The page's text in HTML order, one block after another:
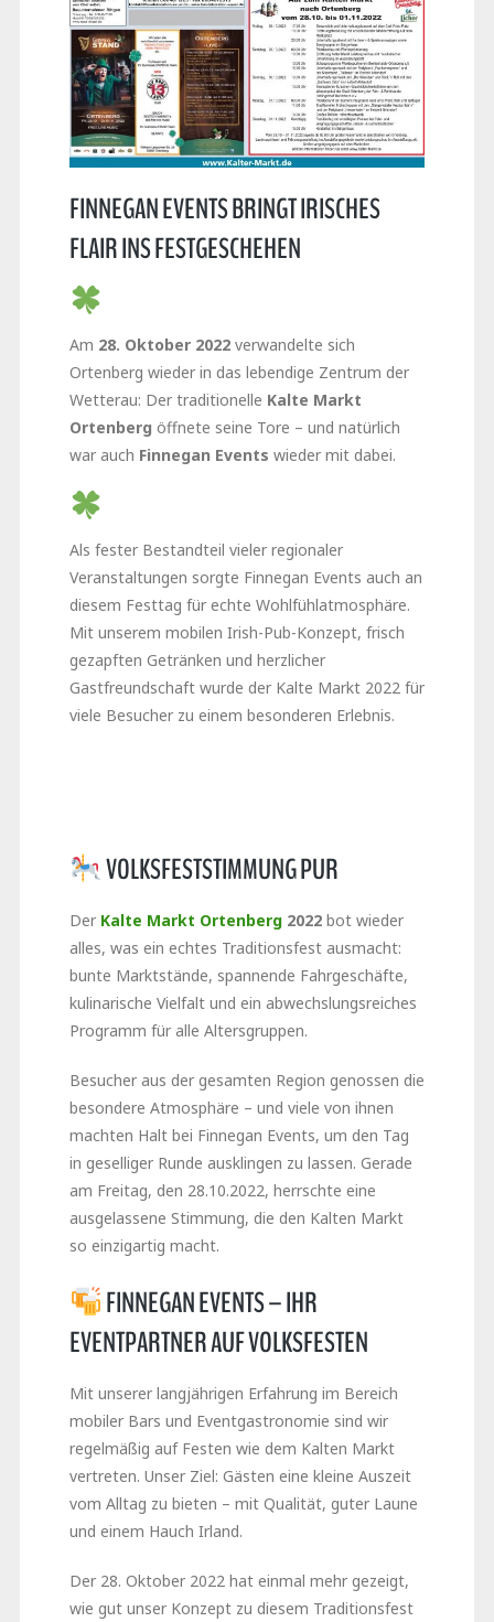
FINNEGAN EVENTS BRINGT IRISCHES
FLAIR INS FESTGESCHEHEN
Am 28. Oktober 2022verwandelte sich
Ortenberg wieder in das lebendige Zentrum der
Wetterau: Der traditionelle Kalte Markt
Ortenberg öffnete seine Tore – und natürlich
war auch Finnegan Events wieder mit dabei.
Als fester Bestandteil vieler regionaler
Veranstaltungen sorgte Finnegan Events auch an
diesem Festtag für echte Wohlfühlatmosphäre.
Mit unserem mobilen Irish-Pub-Konzept, frisch
gezapften Getränken und herzlicher
Gastfreundschaft wurde der Kalte Markt 2022 für
viele Besucher zu einem besonderen Erlebnis.
VOLKSFESTSTIMMUNG PUR
Der Kalte Markt Ortenberg2022bot wieder
alles, was ein echtes Traditionsfest ausmacht:
bunte Marktstände, spannende Fahrgeschäfte,
kulinarische Vielfalt und ein abwechslungsreiches
Programm für alle Altersgruppen.
Besucher aus der gesamten Region genossen die
besondere Atmosphäre – und viele von ihnen
machten Halt bei Finnegan Events, um den Tag
in geselliger Runde ausklingen zu lassen. Gerade
am Freitag, den 28.10.2022, herrschte eine
ausgelassene Stimmung, die den Kalten Markt
so einzigartig macht.
FINNEGAN EVENTS – IHR
EVENTPARTNER AUF VOLKSFESTEN
Mit unserer langjährigen Erfahrung im Bereich
mobiler Bars und Eventgastronomie sind wir
regelmäßig auf Festen wie dem Kalten Markt
vertreten. Unser Ziel: Gästen eine kleine Auszeit
vom Alltag zu bieten – mit Qualität, guter Laune
und einem Hauch Irland.
Der 28. Oktober 2022 hat einmal mehr gezeigt,
wie gut unser Konzept zu diesem Traditionsfest